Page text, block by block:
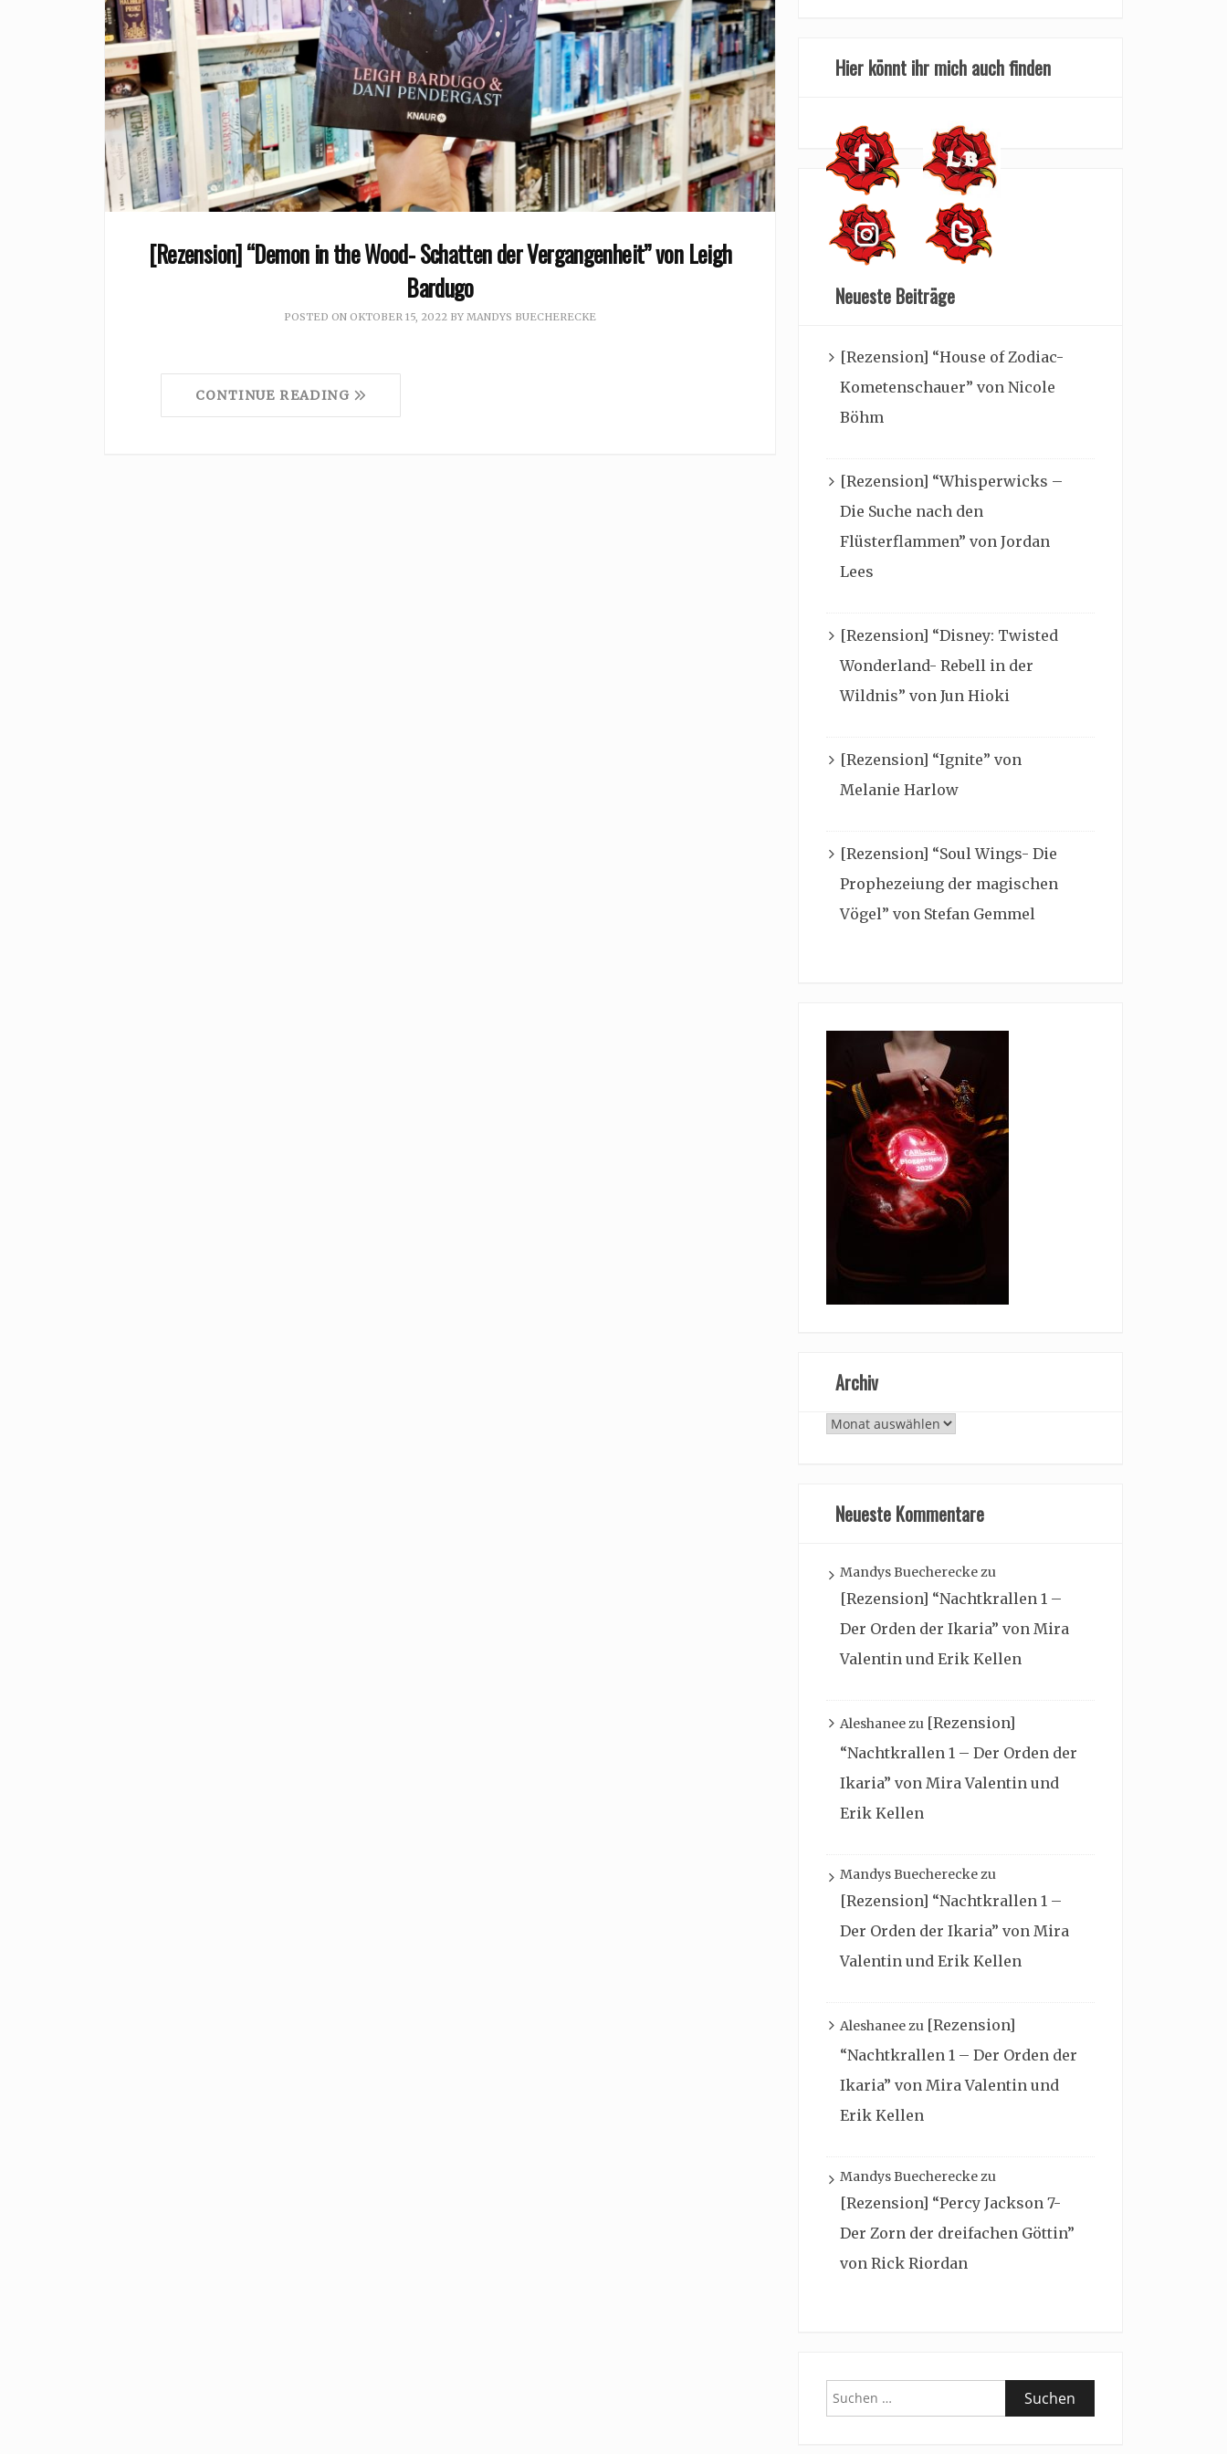
[Rezension] “Demon in the Wood- Schatten der Vergangenheit” von Leigh
Bardugo
POSTED ON OKTOBER 15, 2022 BY MANDYS BUECHERECKE
CONTINUE READING
Hier könnt ihr mich auch finden
Neueste Beiträge
[Rezension] “House of Zodiac-
Kometenschauer” von Nicole
Böhm
[Rezension] “Whisperwicks –
Die Suche nach den
Flüsterflammen” von Jordan
Lees
[Rezension] “Disney: Twisted
Wonderland- Rebell in der
Wildnis” von Jun Hioki
[Rezension] “Ignite” von
Melanie Harlow
[Rezension] “Soul Wings- Die
Prophezeiung der magischen
Vögel” von Stefan Gemmel
Archiv
Archiv
Neueste Kommentare
Mandys Buechereckezu
[Rezension] “Nachtkrallen 1 –
Der Orden der Ikaria” von Mira
Valentin und Erik Kellen
Aleshaneezu [Rezension]
“Nachtkrallen 1 – Der Orden der
Ikaria” von Mira Valentin und
Erik Kellen
Mandys Buechereckezu
[Rezension] “Nachtkrallen 1 –
Der Orden der Ikaria” von Mira
Valentin und Erik Kellen
Aleshaneezu [Rezension]
“Nachtkrallen 1 – Der Orden der
Ikaria” von Mira Valentin und
Erik Kellen
Mandys Buechereckezu
[Rezension] “Percy Jackson 7-
Der Zorn der dreifachen Göttin”
von Rick Riordan
Suchen
nach: